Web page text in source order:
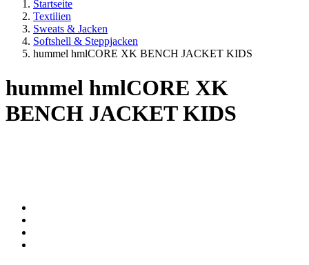
Startseite
Textilien
Sweats & Jacken
Softshell & Steppjacken
hummel hmlCORE XK BENCH JACKET KIDS
hummel hmlCORE XK
BENCH JACKET KIDS